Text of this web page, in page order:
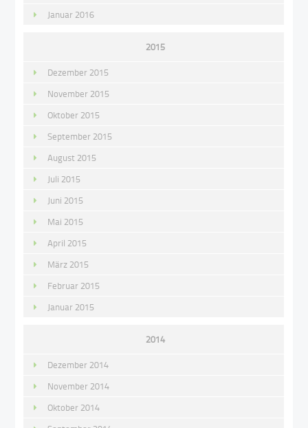
Januar 2016
2015
Dezember 2015
November 2015
Oktober 2015
September 2015
August 2015
Juli 2015
Juni 2015
Mai 2015
April 2015
März 2015
Februar 2015
Januar 2015
2014
Dezember 2014
November 2014
Oktober 2014